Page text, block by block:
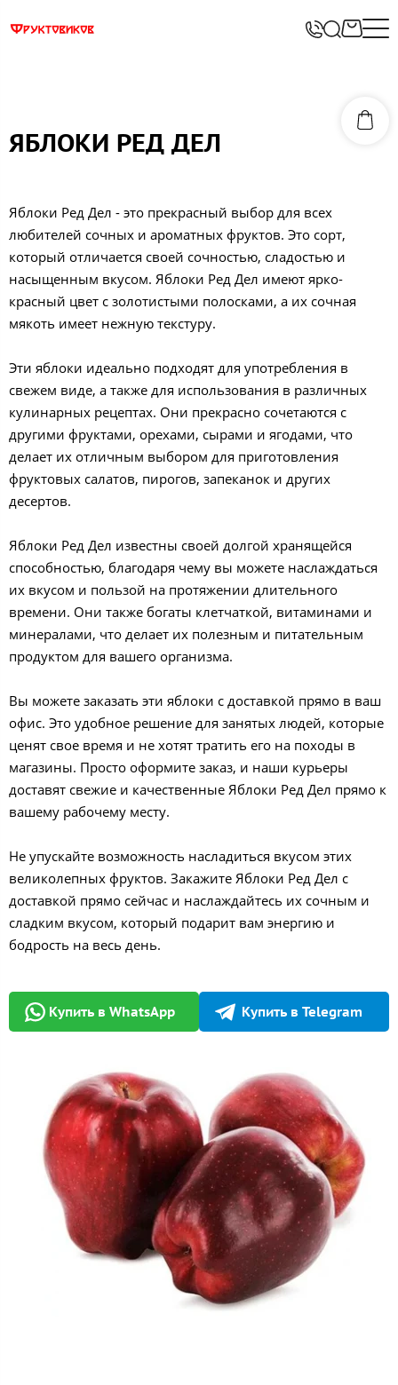
ЯБЛОКИ РЕД ДЕЛ
Яблоки Ред Дел - это прекрасный выбор для всех
любителей сочных и ароматных фруктов. Это сорт,
который отличается своей сочностью, сладостью и
насыщенным вкусом. Яблоки Ред Дел имеют ярко-
красный цвет с золотистыми полосками, а их сочная
мякоть имеет нежную текстуру.
Эти яблоки идеально подходят для употребления в
свежем виде, а также для использования в различных
кулинарных рецептах. Они прекрасно сочетаются с
другими фруктами, орехами, сырами и ягодами, что
делает их отличным выбором для приготовления
фруктовых салатов, пирогов, запеканок и других
десертов.
Яблоки Ред Дел известны своей долгой хранящейся
способностью, благодаря чему вы можете наслаждаться
их вкусом и пользой на протяжении длительного
времени. Они также богаты клетчаткой, витаминами и
минералами, что делает их полезным и питательным
продуктом для вашего организма.
Вы можете заказать эти яблоки с доставкой прямо в ваш
офис. Это удобное решение для занятых людей, которые
ценят свое время и не хотят тратить его на походы в
магазины. Просто оформите заказ, и наши курьеры
доставят свежие и качественные Яблоки Ред Дел прямо к
вашему рабочему месту.
Не упускайте возможность насладиться вкусом этих
великолепных фруктов. Закажите Яблоки Ред Дел с
доставкой прямо сейчас и наслаждайтесь их сочным и
сладким вкусом, который подарит вам энергию и
бодрость на весь день.
Купить в WhatsApp Купить в Telegram